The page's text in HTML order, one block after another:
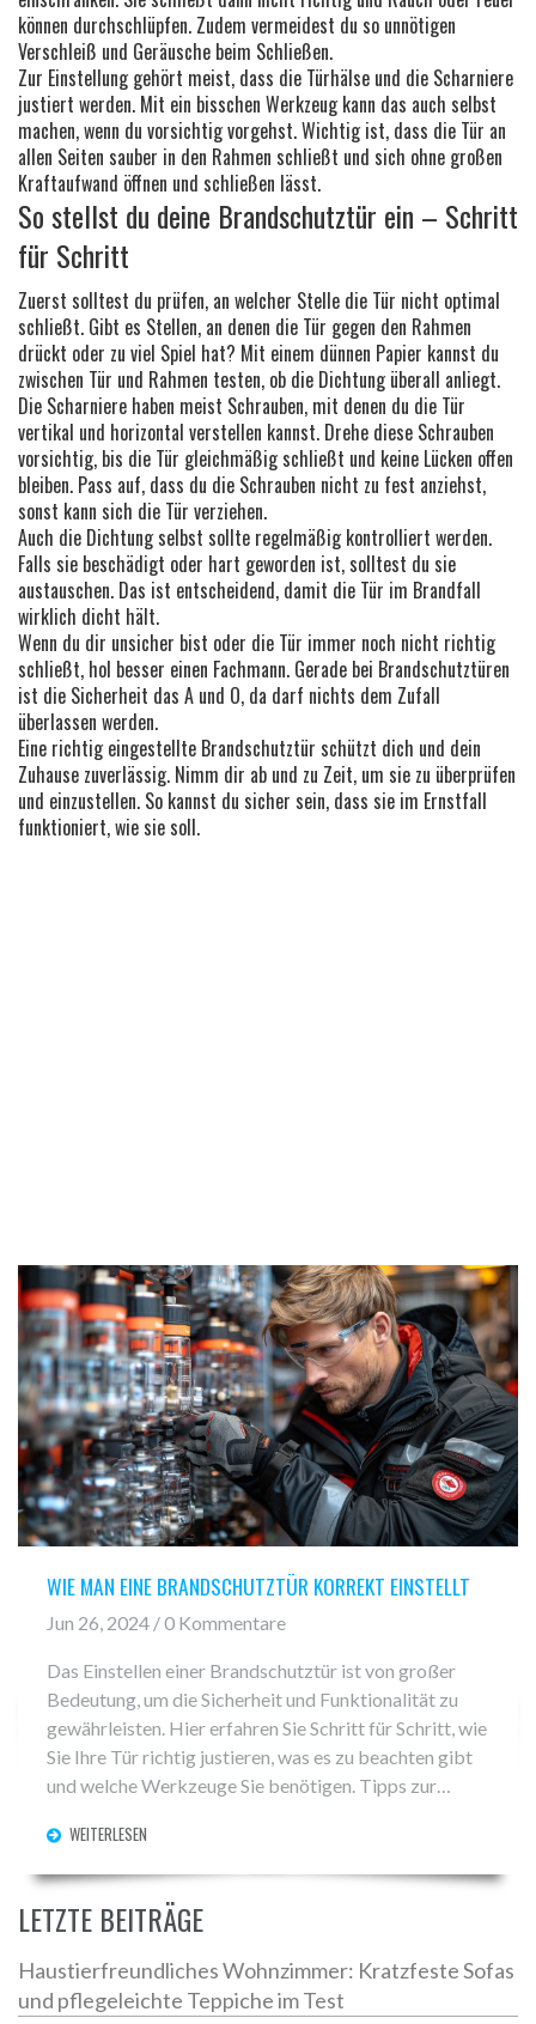
können durchschlüpfen. Zudem vermeidest du so unnötigen
Verschleiß und Geräusche beim Schließen.
Zur Einstellung gehört meist, dass die Türhälse und die Scharniere
justiert werden. Mit ein bisschen Werkzeug kann das auch selbst
machen, wenn du vorsichtig vorgehst. Wichtig ist, dass die Tür an
allen Seiten sauber in den Rahmen schließt und sich ohne großen
Kraftaufwand öffnen und schließen lässt.
So stellst du deine Brandschutztür ein – Schritt
für Schritt
Zuerst solltest du prüfen, an welcher Stelle die Tür nicht optimal
schließt. Gibt es Stellen, an denen die Tür gegen den Rahmen
drückt oder zu viel Spiel hat? Mit einem dünnen Papier kannst du
zwischen Tür und Rahmen testen, ob die Dichtung überall anliegt.
Die Scharniere haben meist Schrauben, mit denen du die Tür
vertikal und horizontal verstellen kannst. Drehe diese Schrauben
vorsichtig, bis die Tür gleichmäßig schließt und keine Lücken offen
bleiben. Pass auf, dass du die Schrauben nicht zu fest anziehst,
sonst kann sich die Tür verziehen.
Auch die Dichtung selbst sollte regelmäßig kontrolliert werden.
Falls sie beschädigt oder hart geworden ist, solltest du sie
austauschen. Das ist entscheidend, damit die Tür im Brandfall
wirklich dicht hält.
Wenn du dir unsicher bist oder die Tür immer noch nicht richtig
schließt, hol besser einen Fachmann. Gerade bei Brandschutztüren
ist die Sicherheit das A und O, da darf nichts dem Zufall
überlassen werden.
Eine richtig eingestellte Brandschutztür schützt dich und dein
Zuhause zuverlässig. Nimm dir ab und zu Zeit, um sie zu überprüfen
und einzustellen. So kannst du sicher sein, dass sie im Ernstfall
funktioniert, wie sie soll.
WIE MAN EINE BRANDSCHUTZTÜR KORREKT EINSTELLT
Jun 26, 2024 / 0 Kommentare
Das Einstellen einer Brandschutztür ist von großer
Bedeutung, um die Sicherheit und Funktionalität zu
gewährleisten. Hier erfahren Sie Schritt für Schritt, wie
Sie Ihre Tür richtig justieren, was es zu beachten gibt
und welche Werkzeuge Sie benötigen. Tipps zur
um Brandschutztüren werden ebenfalls beleuchtet.
WEITERLESEN
LETZTE BEITRÄGE
Haustierfreundliches Wohnzimmer: Kratzfeste Sofas
und pflegeleichte Teppiche im Test